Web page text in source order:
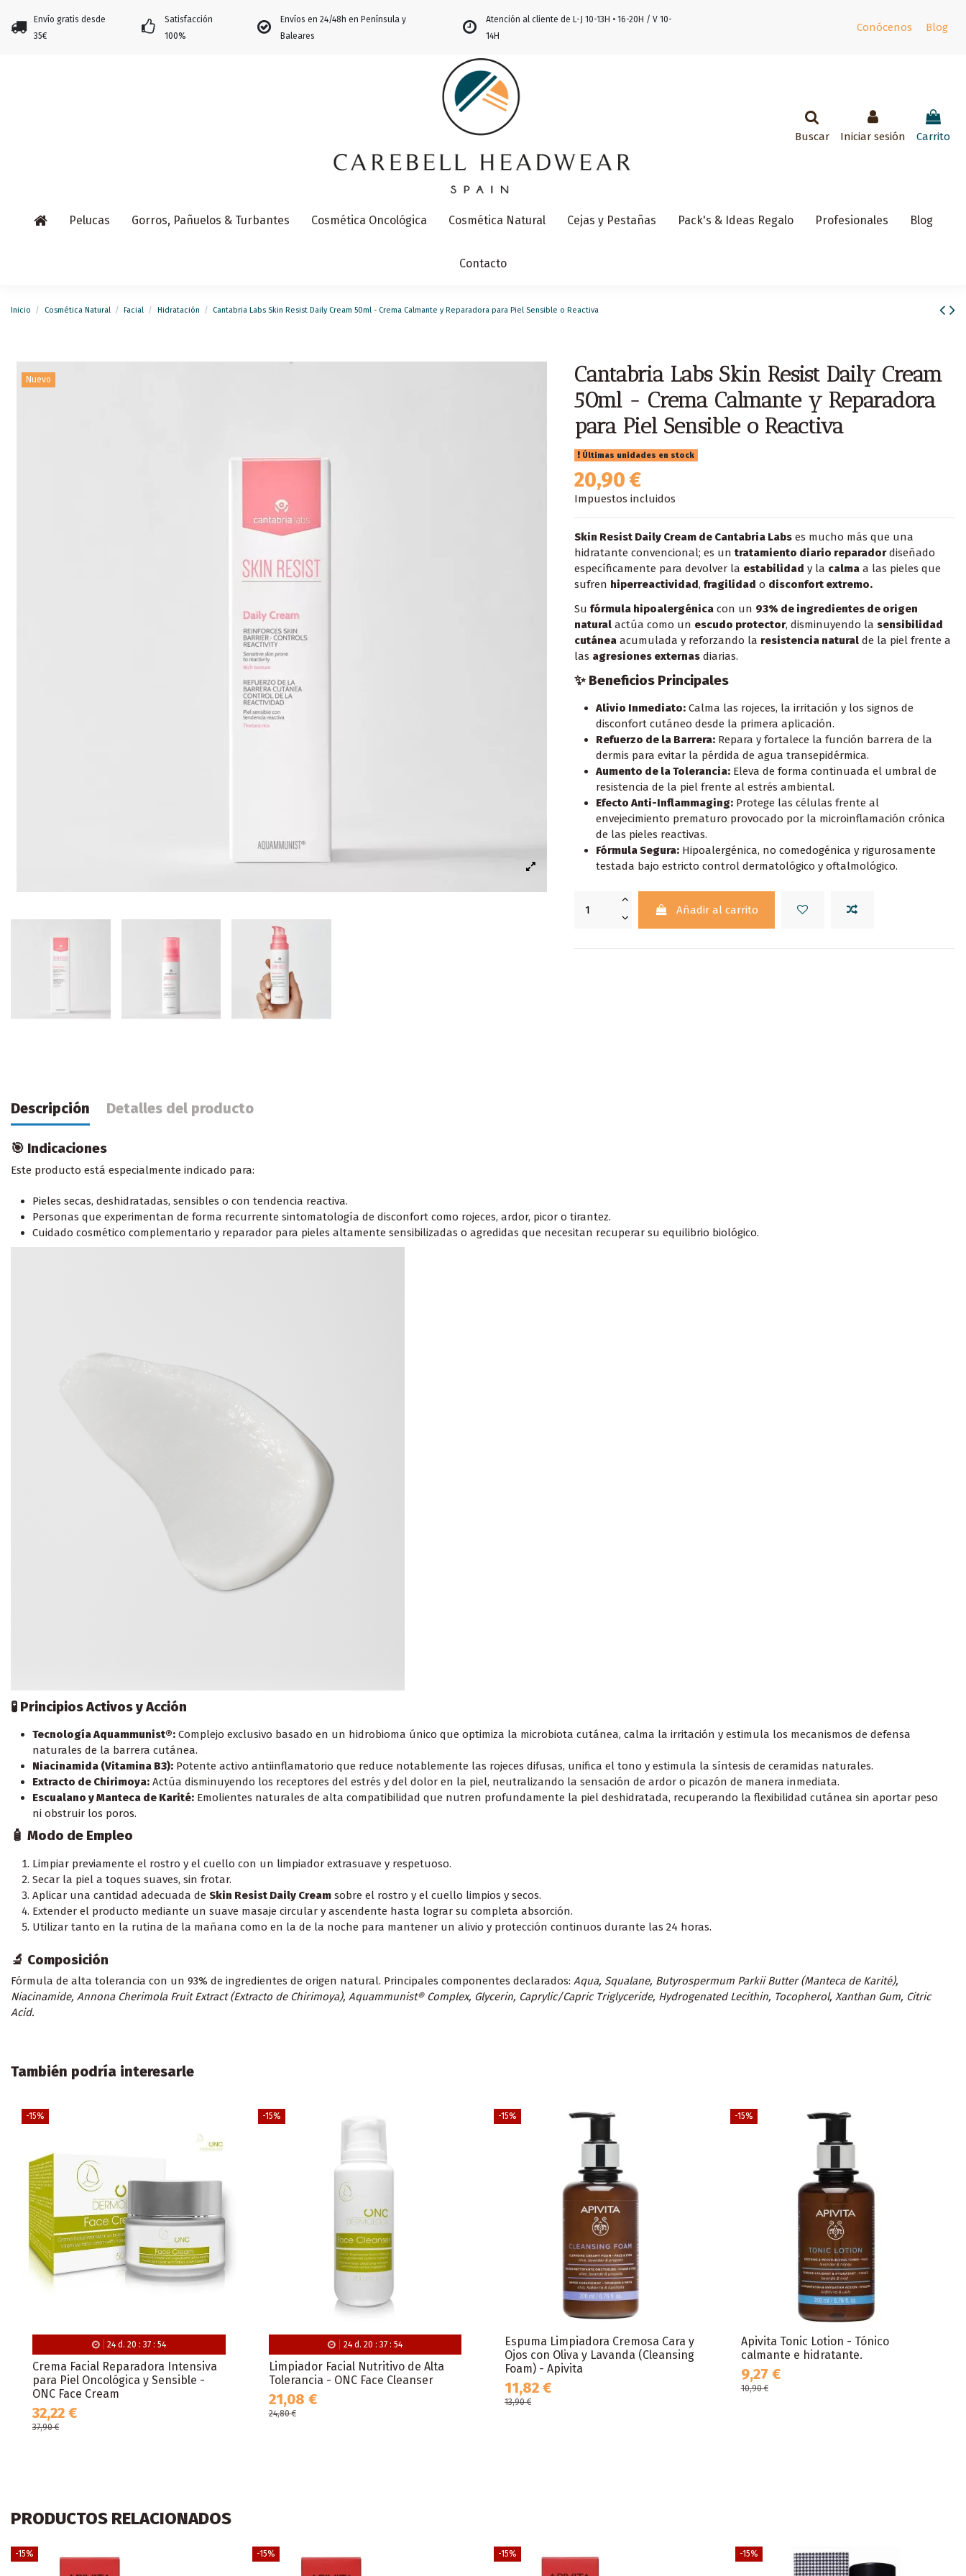
Envío gratis desde
35€
Satisfacción
100%
Envíos en 24/48h en Península y
Baleares
Atención al cliente de L-J 10-13H • 16-20H / V 10-
14H
Conócenos Blog
Buscar Iniciar sesión Carrito
Pelucas Gorros, Pañuelos & Turbantes Cosmética Oncológica Cosmética Natural Cejas y Pestañas Pack's & Ideas Regalo Profesionales Blog
Contacto
Inicio Cosmética Natural Facial Hidratación Cantabria Labs Skin Resist Daily Cream 50ml - Crema Calmante y Reparadora para Piel Sensible o Reactiva
Nuevo
Cantabria Labs Skin Resist Daily Cream
50ml - Crema Calmante y Reparadora
para Piel Sensible o Reactiva
Últimas unidades en stock
20,90 €
Impuestos incluidos
Skin Resist Daily Cream de Cantabria Labses mucho más que una
hidratante convencional; es un tratamiento diario reparadordiseñado
específicamente para devolver la estabilidad y la calmaa las pieles que
sufren hiperreactividad, fragilidad o disconfort extremo.
Su fórmula hipoalergénicacon un 93% de ingredientes de origen
naturalactúa como un escudo protector, disminuyendo la sensibilidad
cutáneaacumulada y reforzando la resistencia naturalde la piel frente a
las agresiones externasdiarias.
✨ Beneficios Principales
Alivio Inmediato:Calma las rojeces, la irritación y los signos de
disconfort cutáneo desde la primera aplicación.
Refuerzo de la Barrera:Repara y fortalece la función barrera de la
dermis para evitar la pérdida de agua transepidérmica.
Aumento de la Tolerancia:Eleva de forma continuada el umbral de
resistencia de la piel frente al estrés ambiental.
Efecto Anti-Inflammaging:Protege las células frente al
envejecimiento prematuro provocado por la microinflamación crónica
de las pieles reactivas.
Fórmula Segura:Hipoalergénica, no comedogénica y rigurosamente
testada bajo estricto control dermatológico y oftalmológico.
Añadir al carrito
Descripción Detalles del producto
🎯 Indicaciones
Este producto está especialmente indicado para:
Pieles secas, deshidratadas, sensibles o con tendencia reactiva.
Personas que experimentan de forma recurrente sintomatología de disconfort como rojeces, ardor, picor o tirantez.
Cuidado cosmético complementario y reparador para pieles altamente sensibilizadas o agredidas que necesitan recuperar su equilibrio biológico.
🧪 Principios Activos y Acción
Tecnología Aquammunist®: Complejo exclusivo basado en un hidrobioma único que optimiza la microbiota cutánea, calma la irritación y estimula los mecanismos de defensa
naturales de la barrera cutánea.
Niacinamida (Vitamina B3): Potente activo antiinflamatorio que reduce notablemente las rojeces difusas, unifica el tono y estimula la síntesis de ceramidas naturales.
Extracto de Chirimoya: Actúa disminuyendo los receptores del estrés y del dolor en la piel, neutralizando la sensación de ardor o picazón de manera inmediata.
Escualano y Manteca de Karité: Emolientes naturales de alta compatibilidad que nutren profundamente la piel deshidratada, recuperando la flexibilidad cutánea sin aportar peso
ni obstruir los poros.
🧴 Modo de Empleo
Limpiar previamente el rostro y el cuello con un limpiador extrasuave y respetuoso.
Secar la piel a toques suaves, sin frotar.
Aplicar una cantidad adecuada de Skin Resist Daily Cream sobre el rostro y el cuello limpios y secos.
Extender el producto mediante un suave masaje circular y ascendente hasta lograr su completa absorción.
Utilizar tanto en la rutina de la mañana como en la de la noche para mantener un alivio y protección continuos durante las 24 horas.
🔬 Composición
Fórmula de alta tolerancia con un 93% de ingredientes de origen natural. Principales componentes declarados: Aqua, Squalane, Butyrospermum Parkii Butter (Manteca de Karité),
Niacinamide, Annona Cherimola Fruit Extract (Extracto de Chirimoya), Aquammunist® Complex, Glycerin, Caprylic/Capric Triglyceride, Hydrogenated Lecithin, Tocopherol, Xanthan Gum, Citric
Acid.
También podría interesarle
-15%
24 d. 20 : 37 : 53
Crema Facial Reparadora Intensiva
para Piel Oncológica y Sensible -
ONC Face Cream
32,22 €
37,90 €
-15%
24d. 20 : 37: 53
Limpiador Facial Nutritivo de Alta
Tolerancia - ONC Face Cleanser
21,08 €
24,80 €
-15%
Espuma Limpiadora Cremosa Cara y
Ojos con Oliva y Lavanda (Cleansing
Foam) - Apivita
11,82 €
13,90 €
-15%
Apivita Tonic Lotion - Tónico
calmante e hidratante.
9,27 €
10,90 €
PRODUCTOS RELACIONADOS
-15% -15% -15% -15%